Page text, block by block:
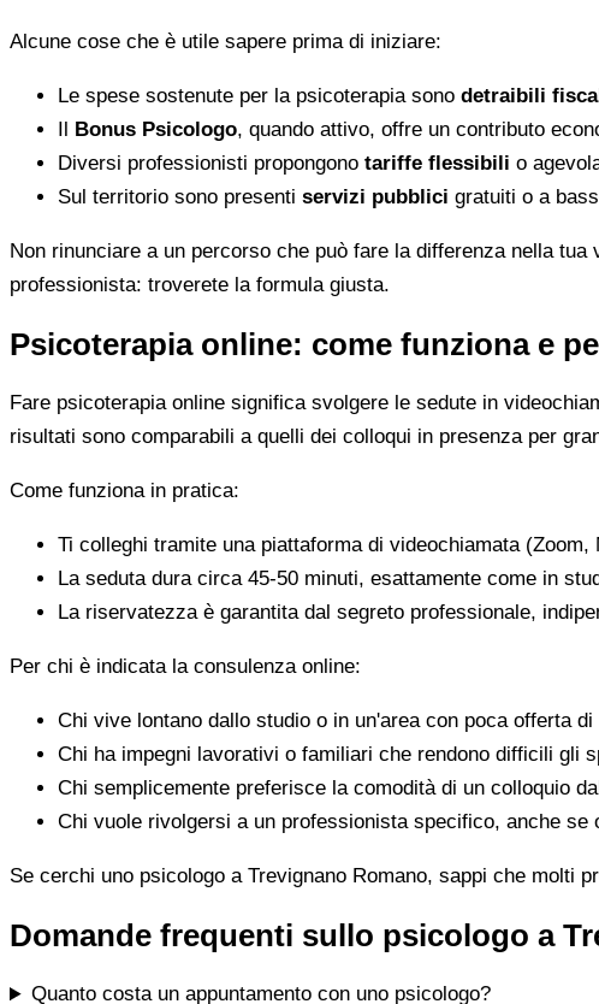
Alcune cose che è utile sapere prima di iniziare:
Le spese sostenute per la psicoterapia sono detraibili
Il Bonus Psicologo, quando attivo, offre un contributo
Diversi professionisti propongono tariffe flessibili o
Sul territorio sono presenti servizi pubblici gratuiti o a
Non rinunciare a un percorso che può fare la differenza nella
professionista: troverete la formula giusta.
Psicoterapia online: come funziona e
Fare psicoterapia online significa svolgere le sedute in
risultati sono comparabili a quelli dei colloqui in presenza per
Come funziona in pratica:
Ti colleghi tramite una piattaforma di videochiamata
La seduta dura circa 45-50 minuti, esattamente come in
La riservatezza è garantita dal segreto professionale,
Per chi è indicata la consulenza online:
Chi vive lontano dallo studio o in un'area con poca offerta
Chi ha impegni lavorativi o familiari che rendono difficili gli
Chi semplicemente preferisce la comodità di un colloquio
Chi vuole rivolgersi a un professionista specifico, anche se
Se cerchi uno psicologo a Trevignano Romano, sappi che molti
Domande frequenti sullo psicologo a
Quanto costa un appuntamento con uno psicologo?